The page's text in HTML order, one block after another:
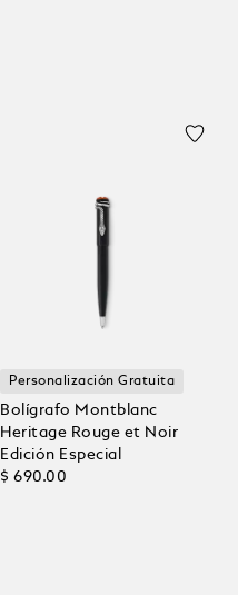
Personalización Gratuita
Bolígrafo Montblanc
Heritage Rouge et Noir
Edición Especial
$ 690.00